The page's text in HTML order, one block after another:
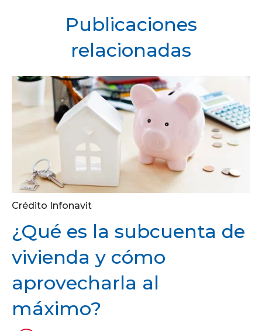
Publicaciones
relacionadas
Crédito Infonavit
¿Qué es la subcuenta de
vivienda y cómo
aprovecharla al
máximo?